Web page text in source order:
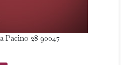
Pacino 28 90047